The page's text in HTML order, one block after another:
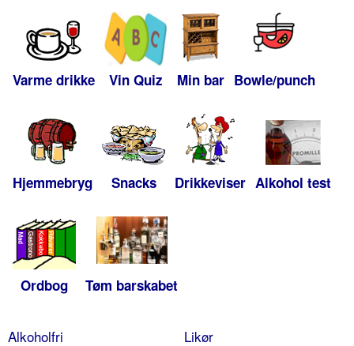
Varme drikke Vin Quiz Min bar Bowle/punch
Hjemmebryg Snacks Drikkeviser Alkohol test
Ordbog Tøm barskabet
Alkoholfri
Likør